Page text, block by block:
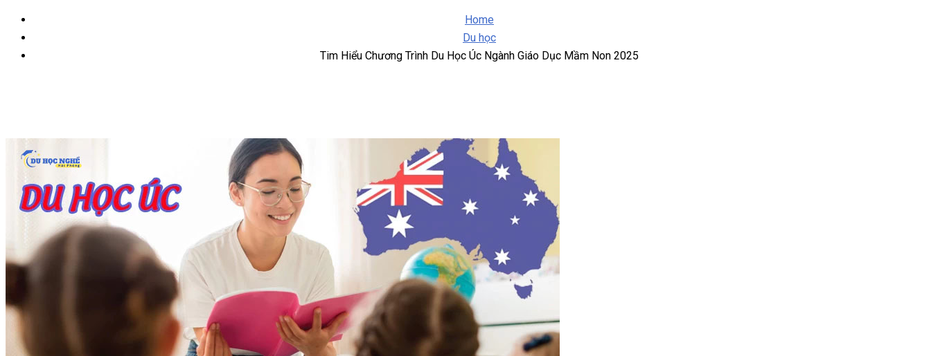
Home
Du học
Tim Hiểu Chương Trình Du Học Úc Ngành Giáo Dục Mầm Non 2025